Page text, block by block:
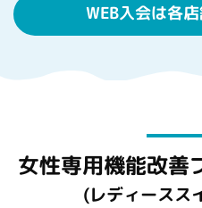
WEB入会は各
女性専用機能改善
(レディースス